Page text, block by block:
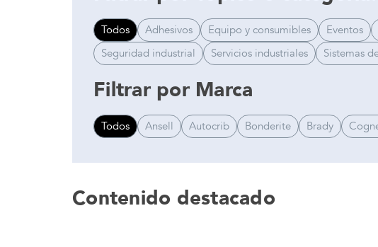
Todos Adhesivos Equipo y consumibles Eventos
Seguridad industrial
Servicios industriales Sistemas
Filtrar por Marca
Todos Ansell Autocrib Bonderite Brady
Contenido destacado